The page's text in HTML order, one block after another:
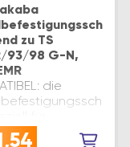
zu TS
93/98 G-N,
die